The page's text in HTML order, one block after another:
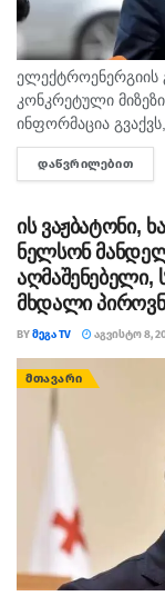
ასე არაფერი
პ.ს.
ნაცვლად ჩასვით
მარგველაშვილი,
წაიკითხეთ.
სოციალურ
თეგები:
მონობა
ჰააგის
ელექტროენერგიის
კონკრეტული
ინფორმაცია
წარიმართება
დეტალურად
ᲓᲐᲬᲕᲠᲘᲚᲔᲑᲘᲗ
ის ვაჟბატონი,
ნელსონ
აღმაშენებელი,
მხდალი
BYᲛᲔᲒᲐ TV ᲐᲒᲕᲘᲡᲢᲝ 8,
ᲛᲗᲐᲕᲐᲠᲘ